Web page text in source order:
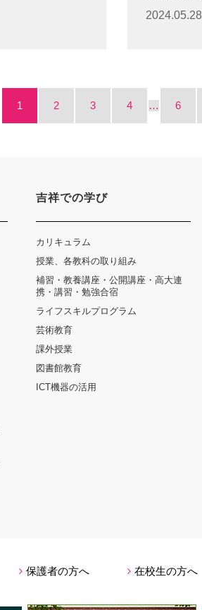
2024.05.28
1 2 3 4 … 6
吉祥での学び
カリキュラム
授業、各教科の取り組み
補習・教養講座・公開講座・高大連
携・講習・勉強合宿
ライフスキルプログラム
芸術教育
課外授業
図書館教育
ICT機器の活用
保護者の方へ 在校生の方へ